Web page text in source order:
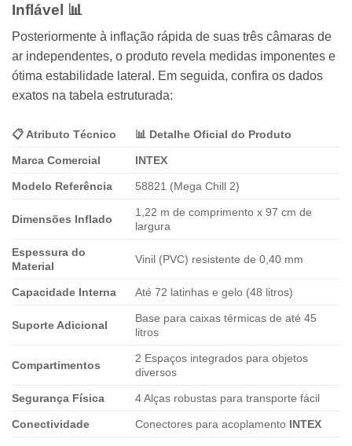
Inflável 📊
Posteriormente à inflação rápida de suas três câmaras de
ar independentes, o produto revela medidas imponentes e
ótima estabilidade lateral. Em seguida, confira os dados
exatos na tabela estruturada:
📋 Atributo Técnico 📊 Detalhe Oficial do Produto
Marca Comercial INTEX
Modelo Referência 58821 (Mega Chill 2)
Dimensões Inflado
1,22 m de comprimento x 97 cm de
largura
Espessura do
Material
Vinil (PVC) resistente de 0,40 mm
Capacidade Interna Até 72 latinhas e gelo (48 litros)
Suporte Adicional
Base para caixas térmicas de até 45
litros
Compartimentos
2 Espaços integrados para objetos
diversos
Segurança Física 4 Alças robustas para transporte fácil
Conectividade Conectores para acoplamento INTEX